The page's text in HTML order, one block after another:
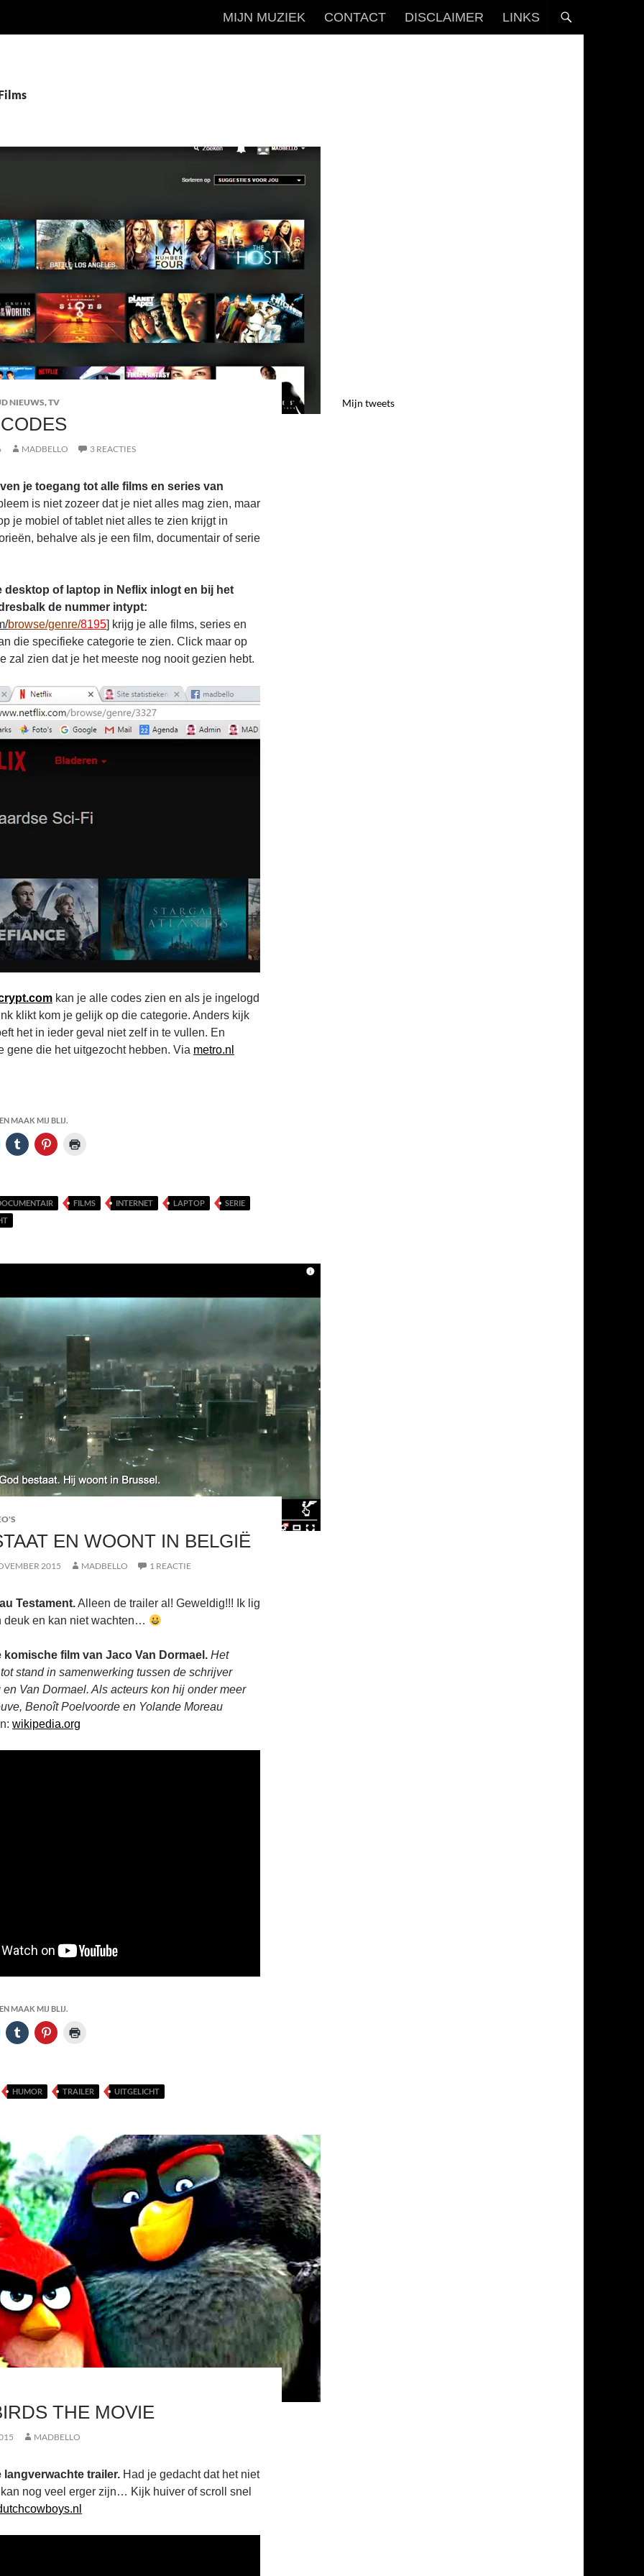
MIJN MUZIEK CONTACT DISCLAIMER LINKS
NIEUWS,TV
MADBELLO 3 REACTIES
je toegang tot alle films en series van
is niet zozeer dat je niet alles mag zien, maar
je mobiel of tablet niet alles te zien krijgt in
behalve als je een film, documentair of serie
desktop of laptop in Neflix inlogt en bij het
de nummer intypt:
browse/genre/8195] krijg je alle films, series en
die specifieke categorie te zien. Click maar op
zal zien dat je het meeste nog nooit gezien hebt.
kan je alle codes zien en als je ingelogd
klikt kom je gelijk op die categorie. Anders kijk
het in ieder geval niet zelf in te vullen. En
gene die het uitgezocht hebben. Via metro.nl
Codes
MAAK MIJ BLIJ.
FILMS INTERNET LAPTOP
SERIE
EN WOONT IN BELGIË
2015 MADBELLO 1 REACTIE
Testament.Alleen de trailer al! Geweldig!!! Ik lig
deuk en kan niet wachten…
film van Jaco Van Dormael. Het
stand in samenwerking tussen de schrijver
Van Dormael. Als acteurs kon hij onder meer
Benoît Poelvoorde en Yolande Moreau
wikipedia.org
MAAK MIJ BLIJ.
HUMOR TRAILER UITGELICHT
THE MOVIE
MADBELLO
langverwachte trailer. Had je gedacht dat het niet
nog veel erger zijn… Kijk huiver of scroll snel
Mijn tweets